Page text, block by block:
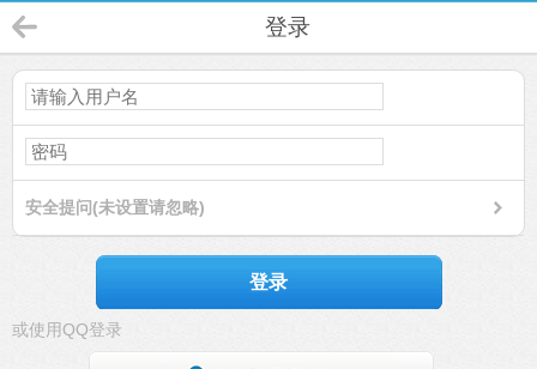
登录
安全提问(未设置请忽略)
登录
或使用QQ登录